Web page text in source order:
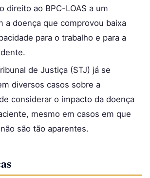
direito ao BPC-LOAS a um
a doença que comprovou baixa
para o trabalho e para a
de Justiça (STJ) já se
diversos casos sobre a
considerar o impacto da doença
mesmo em casos em que
são tão aparentes.